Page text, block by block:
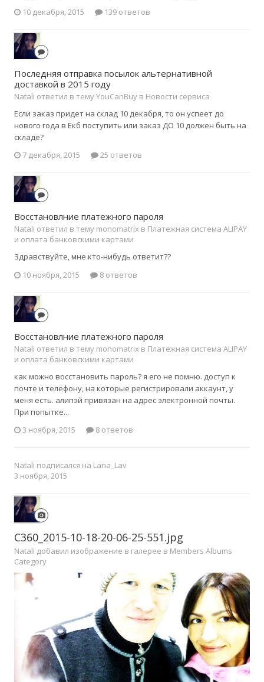
10 декабря, 2015
139 ответов
Последняя отправка посылок альтернативной
доставкой в 2015 году
Natali ответил в тему YouCanBuy в Новости сервиса
Если заказ придет на склад 10 декабря, то он успеет до
нового года в Екб поступить или заказ ДО 10 должен быть на
складе?
7 декабря, 2015
25 ответов
Восстановлние платежного пароля
Natali ответил в тему monomatrix в Платежная система ALIPAY
и оплата банковскими картами
Здравствуйте, мне кто-нибудь ответит??
10 ноября, 2015
8 ответов
Восстановлние платежного пароля
Natali ответил в тему monomatrix в Платежная система ALIPAY
и оплата банковскими картами
как можно восстановить пароль? я его не помню. доступ к
почте и телефону, на которые регистрировали аккаунт, у
меня есть. алипэй привязан на адрес электронной почты.
При попытке...
3 ноября, 2015
8 ответов
Natali подписался на Lana_Lav
3 ноября, 2015
C360_2015-10-18-20-06-25-551.jpg
Natali добавил изображение в галерее в Members Albums
Category